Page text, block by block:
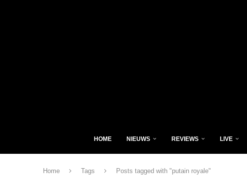
HOME NIEUWS REVIEWS LIVE
Home Tags Posts tagged with "putain royale"